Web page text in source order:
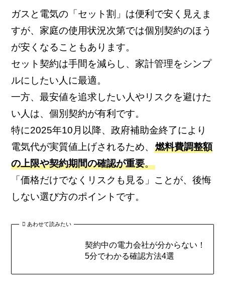
ガスと電気の「セット割」は便利で安く見えま
すが、家庭の使用状況次第では個別契約のほう
が安くなることもあります。
セット契約は手間を減らし、家計管理をシンプ
ルにしたい人に最適。
一方、最安値を追求したい人やリスクを避けた
い人は、個別契約が有利です。
特に2025年10月以降、政府補助金終了により
電気代が実質値上げされるため、燃料費調整額
の上限や契約期間の確認が重要。
「価格だけでなくリスクも見る」ことが、後悔
しない選び方のポイントです。
あわせて読みたい
契約中の電力会社が分からない！
5分でわかる確認方法4選